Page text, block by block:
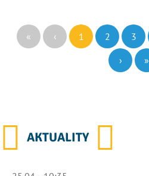
« ‹ 1 2 3
›
»
AKTUALITY